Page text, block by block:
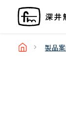
製品